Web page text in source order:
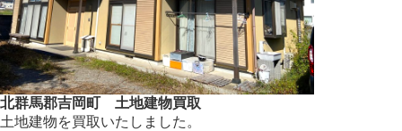
北群馬郡吉岡町 土地建物買取
土地建物を買取いたしました。